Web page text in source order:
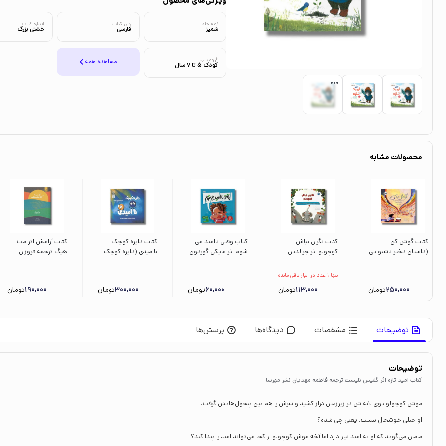
نوع جلد
شمیز
زبان کتاب
فارسی
اندازه کتاب
خشتی بزرگ
گروه سنی
کودک 5 تا 7 سال مشاهده همه
محصولات مشابه
کتاب گوش کن
(داستان دختر ناشنوایی
عزیزپور نشر پرتقال
250,000تومان
کتاب نگران نباش
کوچولو اثر جرالدین
پرنیان فرخ نژاد نشر برکه
تنها 1 عدد در انبار باقی مانده
113,000تومان
کتاب وقتی ناامید می
شوم اثر مایکل گوردون
60,000تومان
کتاب دایره کوچک
ناامیدی (دایره کوچک
300,000تومان
کتاب آرامش اثر مت
هیگ ترجمه فروزان
190,000تومان
توضیحات مشخصات دیدگاه‌ها پرسش‌ها
توضیحات
کتاب امید تازه اثر گلنیس نلیست ترجمه فاطمه مهدیان نشر مهرسا
موش کوچولو توی لانه‌اش در زیرزمین دراز کشید و سرش را هم بین پنجول‌هایش گرفت.
او خیلی خوشحال نیست. یعنی چی شده؟
مامان می‌گوید که او به امید نیاز دارد اما آخه موش کوچولو از کجا می‌تواند امید را پیدا کند؟